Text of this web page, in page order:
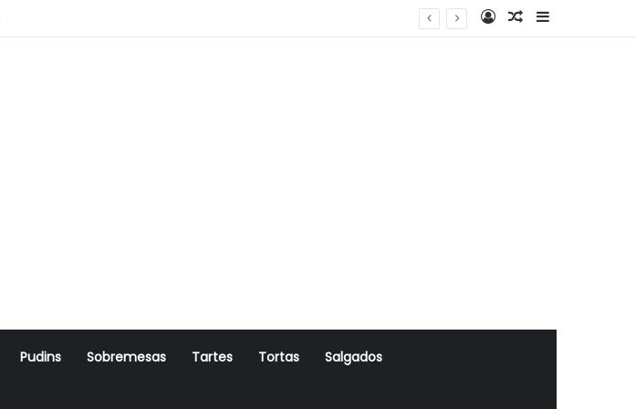
Log InArtigo Aleatório
Sidebar
Pudins Sobremesas Tartes Tortas Salgados